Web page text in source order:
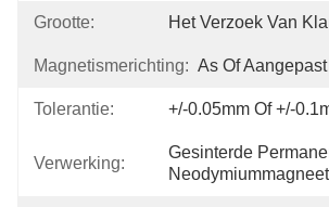
Grootte: Het Verzoek Van
Magnetismerichting: As Of Aangepast
Tolerantie: +/-0.05mm Of +/-
Verwerking:
Gesinterde
Neodymiummagneet